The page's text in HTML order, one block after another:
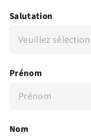
Salutation
Veuillez
Prénom
Nom